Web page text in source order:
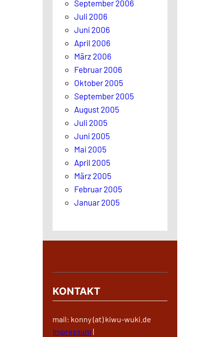
September 2006
Juli 2006
Juni 2006
April 2006
März 2006
Februar 2006
Oktober 2005
September 2005
August 2005
Juli 2005
Juni 2005
Mai 2005
April 2005
März 2005
Februar 2005
Januar 2005
KONTAKT
mail: konny (at) kiwu-wuki.de
Impressum |